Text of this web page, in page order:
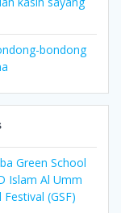
bondong
Green School
Islam Al Umm
(GSF)